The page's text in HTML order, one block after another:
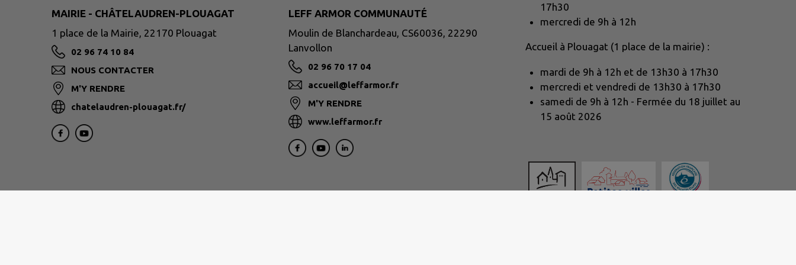
MAIRIE - CHÂTELAUDREN-PLOUAGAT
1 place de la Mairie, 22170 Plouagat
02 96 74 10 84
NOUS CONTACTER
M'Y RENDRE
chatelaudren-plouagat.fr/
LEFF ARMOR COMMUNAUTÉ
Moulin de Blanchardeau, CS60036, 22290
Lanvollon
02 96 70 17 04
accueil@leffarmor.fr
M'Y RENDRE
www.leffarmor.fr
17h30
mercredi de 9h à 12h
Accueil à Plouagat (1 place de la mairie) :
mardi de 9h à 12h et de 13h30 à 17h30
mercredi et vendredi de 13h30 à 17h30
samedi de 9h à 12h - Fermée du 18 juillet au
15 août 2026